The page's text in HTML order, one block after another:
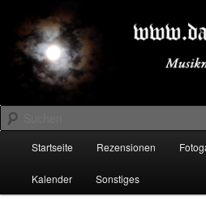
primären
Inhalt
springen
sekundären
Inhalt
springenDARK-
Suchen
Startseite Rezensionen
Kalender Sonstiges